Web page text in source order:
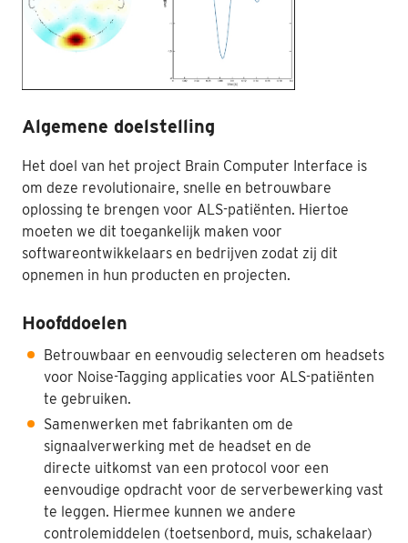
Algemene doelstelling
Het doel van het project Brain Computer Interface is
om deze revolutionaire, snelle en betrouwbare
oplossing te brengen voor ALS-patiënten. Hiertoe
moeten we dit toegankelijk maken voor
softwareontwikkelaars en bedrijven zodat zij dit
opnemen in hun producten en projecten.
Hoofddoelen
Betrouwbaar en eenvoudig selecteren om headsets
voor Noise-Tagging applicaties voor ALS-patiënten
te gebruiken.
Samenwerken met fabrikanten om de
signaalverwerking met de headset en de
directe uitkomst van een protocol voor een
eenvoudige opdracht voor de serverbewerking vast
te leggen. Hiermee kunnen we andere
controlemiddelen (toetsenbord, muis, schakelaar)